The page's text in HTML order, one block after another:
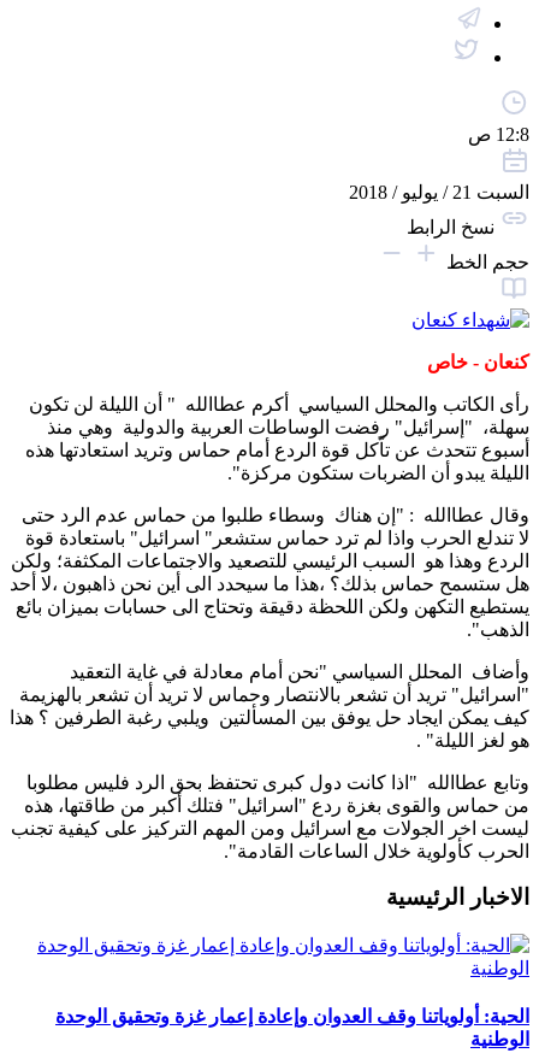
12:8 ص
السبت 21 / يوليو / 2018
نسخ الرابط
حجم الخط
كنعان - خاص
رأى الكاتب والمحلل السياسي أكرم عطاالله " أن الليلة لن تكون
سهلة، "إسرائيل" رفضت الوساطات العربية والدولية وهي منذ
أسبوع تتحدث عن تاّكل قوة الردع أمام حماس وتريد استعادتها هذه
الليلة يبدو أن الضربات ستكون مركزة".
وقال عطاالله : "إن هناك وسطاء طلبوا من حماس عدم الرد حتى
لا تندلع الحرب واذا لم ترد حماس ستشعر" اسرائيل" باستعادة قوة
الردع وهذا هو السبب الرئيسي للتصعيد والاجتماعات المكثفة؛ ولكن
هل ستسمح حماس بذلك؟ ،هذا ما سيحدد الى أين نحن ذاهبون ،لا أحد
يستطيع التكهن ولكن اللحظة دقيقة وتحتاج الى حسابات بميزان بائع
الذهب".
وأضاف المحلل السياسي "نحن أمام معادلة في غاية التعقيد
"اسرائيل" تريد أن تشعر بالانتصار وحماس لا تريد أن تشعر بالهزيمة
كيف يمكن ايجاد حل يوفق بين المسألتين ويلبي رغبة الطرفين ؟ هذا
هو لغز الليلة" .
وتابع عطاالله "اذا كانت دول كبرى تحتفظ بحق الرد فليس مطلوبا
من حماس والقوى بغزة ردع "اسرائيل" فتلك أكبر من طاقتها، هذه
ليست اخر الجولات مع اسرائيل ومن المهم التركيز على كيفية تجنب
الحرب كأولوية خلال الساعات القادمة".
الاخبار الرئيسية
الحية: أولوياتنا وقف العدوان وإعادة إعمار غزة وتحقيق الوحدة
الوطنية